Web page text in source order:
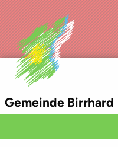
Gemeinde Birrhard